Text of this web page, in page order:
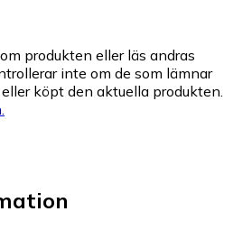
produkten eller läs andras
inte om de som lämnar
köpt den aktuella produkten.